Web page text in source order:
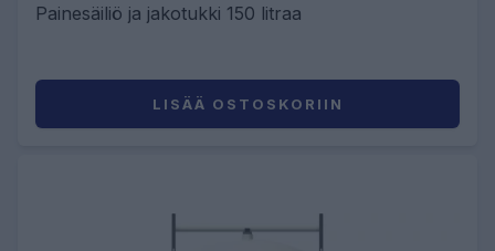
Painesäiliö ja jakotukki 150 litraa
LISÄÄ OSTOSKORIIN